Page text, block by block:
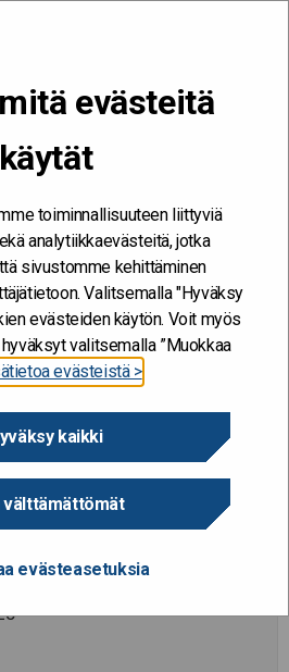
evästeitä
käytät
toiminnallisuuteen liittyviä
analytiikkaevästeitä, jotka
sivustomme kehittäminen
Valitsemalla "Hyväksy
evästeiden käytön. Voit myös
valitsemalla ”Muokkaa
evästeistä >
kaikki
välttämättömät
evästeasetuksia
2030 – muutostuki uudessa
2030 –
uudessa
ja kieli-